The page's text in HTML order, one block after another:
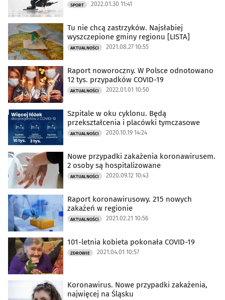
SPORT 2022.01.30 11:41
Tu nie chcą zastrzyków. Najsłabiej
wyszczepione gminy regionu [LISTA]
AKTUALNOŚCI 2021.08.27 10:55
Raport noworoczny. W Polsce odnotowano
12 tys. przypadków COVID-19
AKTUALNOŚCI 2022.01.01 10:50
Szpitale w oku cyklonu. Będą
przekształcenia i placówki tymczasowe
AKTUALNOŚCI 2020.10.19 14:24
Nowe przypadki zakażenia koronawirusem.
2 osoby są hospitalizowane
AKTUALNOŚCI 2020.09.12 10:43
Raport koronawirusowy. 215 nowych
zakażeń w regionie
AKTUALNOŚCI 2021.02.21 10:56
101-letnia kobieta pokonała COVID-19
ZDROWIE 2021.04.01 10:57
Koronawirus. Nowe przypadki zakażenia,
najwięcej na Śląsku